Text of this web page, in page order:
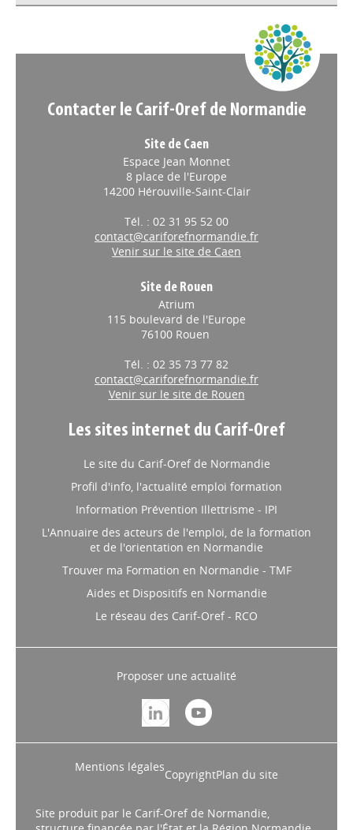
Contacter le Carif-Oref de Normandie
Site de Caen
Espace Jean Monnet
8 place de l'Europe
14200 Hérouville-Saint-Clair
Tél. : 02 31 95 52 00
contact@cariforefnormandie.fr
Venir sur le site de Caen
Site de Rouen
Atrium
115 boulevard de l'Europe
76100 Rouen
Tél. : 02 35 73 77 82
contact@cariforefnormandie.fr
Venir sur le site de Rouen
Les sites internet du Carif-Oref
Le site du Carif-Oref de Normandie
Profil d'info, l'actualité emploi formation
Information Prévention Illettrisme - IPI
L'Annuaire des acteurs de l'emploi, de la formation
et de l'orientation en Normandie
Trouver ma Formation en Normandie - TMF
Aides et Dispositifs en Normandie
Le réseau des Carif-Oref - RCO
Proposer une actualité
Mentions légales
CopyrightPlan du site
Site produit par le Carif-Oref de Normandie,